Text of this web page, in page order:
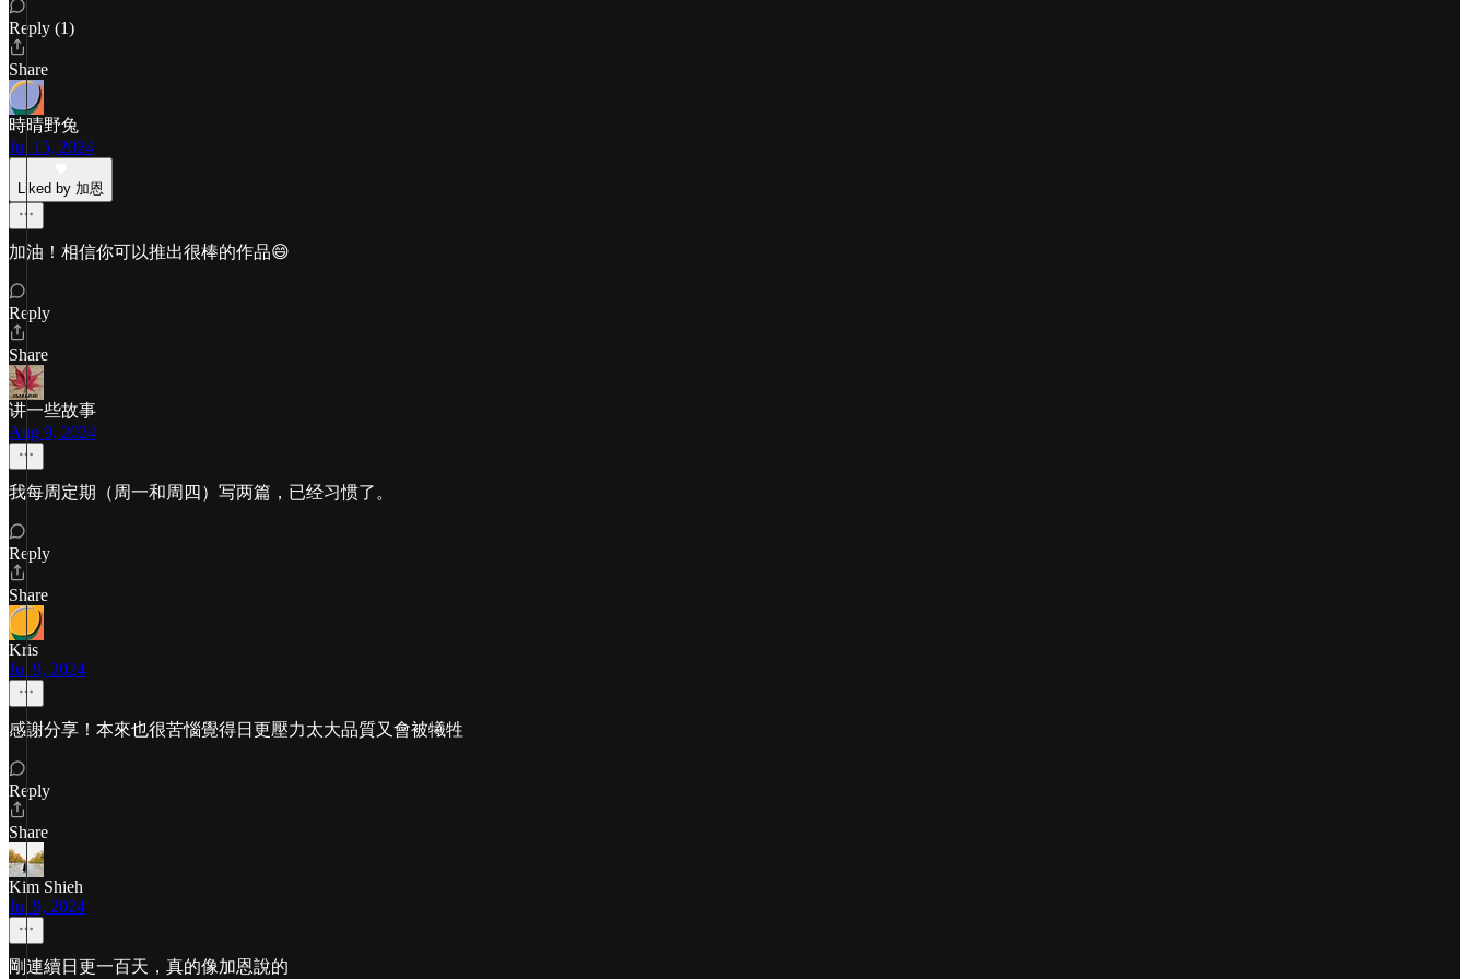
Reply (1)
Share
時晴野兔
Jul 15, 2024
Liked by 加恩
加油！相信你可以推出很棒的作品😄
Reply
Share
讲一些故事
Aug 9, 2024
我每周定期（周一和周四）写两篇，已经习惯了。
Reply
Share
Kris
Jul 9, 2024
感謝分享！本來也很苦惱覺得日更壓力太大品質又會被犧牲
Reply
Share
Kim Shieh
Jul 9, 2024
剛連續日更一百天，真的像加恩說的